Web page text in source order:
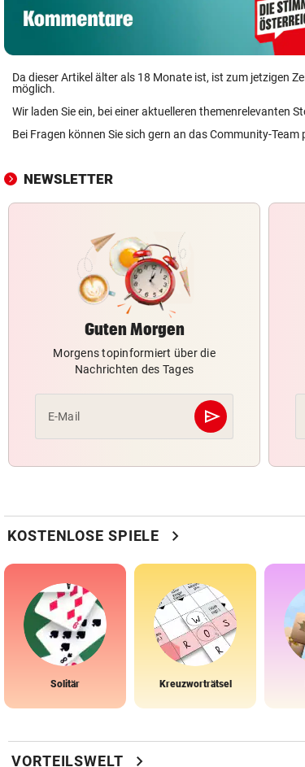
Da dieser Artikel älter als 18 Monate ist, ist zum jetzigen
möglich.
Wir laden Sie ein, bei einer aktuelleren themenrelevanten
Bei Fragen können Sie sich gern an das Community-Team
NEWSLETTER
Guten Morgen
Morgens topinformiert über die
Nachrichten des Tages
E-Mail send
Abschicken
KOSTENLOSE SPIELE chevron_right
Solitär Kreuzworträtsel
VORTEILSWELT chevron_right